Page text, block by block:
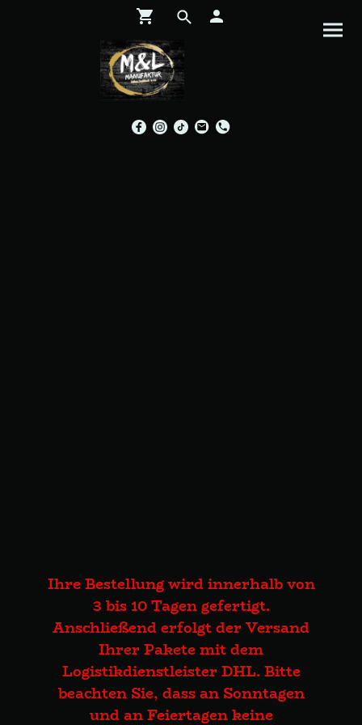
Ihre Bestellung wird innerhalb von
3 bis 10 Tagen gefertigt.
Anschließend erfolgt der Versand
Ihrer Pakete mit dem
Logistikdienstleister DHL. Bitte
beachten Sie, dass an Sonntagen
und an Feiertagen keine